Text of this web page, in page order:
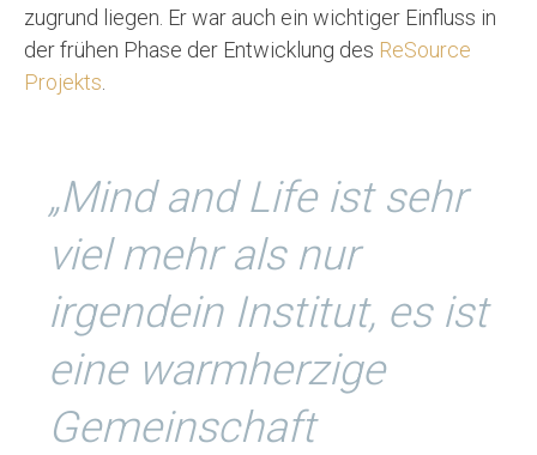
zugrund liegen. Er war auch ein wichtiger Einfluss in
der frühen Phase der Entwicklung des ReSource
Projekts.
„Mind and Life ist sehr
viel mehr als nur
irgendein Institut, es ist
eine warmherzige
Gemeinschaft